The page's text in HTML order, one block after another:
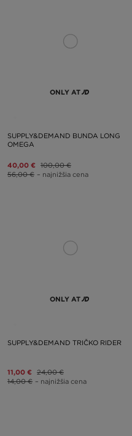
ONLY AT
SUPPLY&DEMAND BUNDA LONG
OMEGA
40,00 € 100,00 €
56,00 € – najnižšia cena
ONLY AT
SUPPLY&DEMAND TRIČKO RIDER
11,00 € 24,00 €
14,00 € – najnižšia cena